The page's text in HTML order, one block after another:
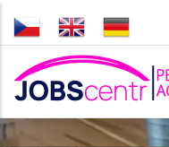
Direkt
zum
Inhalt